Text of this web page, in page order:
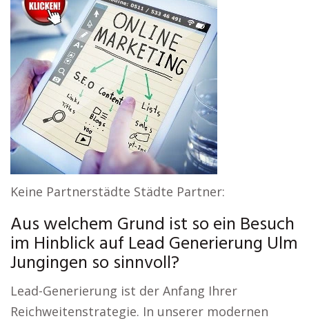
Keine Partnerstädte Städte Partner:
Aus welchem Grund ist so ein Besuch
im Hinblick auf Lead Generierung Ulm
Jungingen so sinnvoll?
Lead-Generierung ist der Anfang Ihrer
Reichweitenstrategie. In unserer modernen